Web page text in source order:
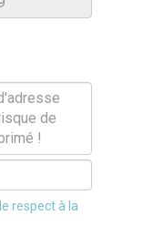
respect à la